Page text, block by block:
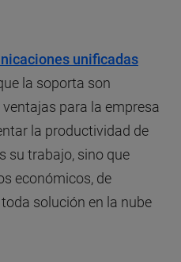
unificadas
la soporta son
ventajas para la empresa
la productividad de
su trabajo, sino que
económicos, de
solución en la nube